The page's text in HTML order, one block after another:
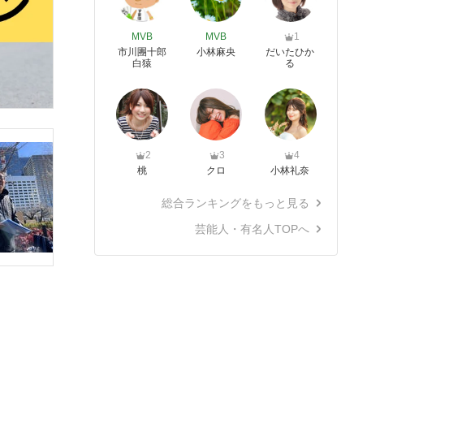
MVB
市川團十郎
白猿
MVB
小林麻央
1
だいたひか
る
2
桃
3
クロ
4
小林礼奈
総合ランキングをもっと見る
芸能人・有名人TOPへ